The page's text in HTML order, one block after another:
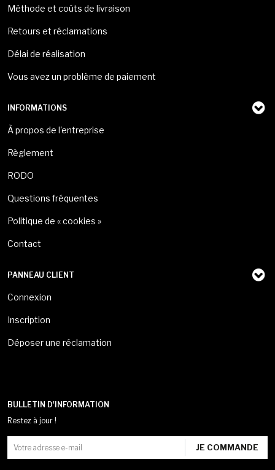
Méthode et coûts de livraison
Retours et réclamations
Délai de réalisation
Vous avez un problème de paiement
INFORMATIONS
À propos de l'entreprise
Règlement
RODO
Questions fréquentes
Politique de « cookies »
Contact
PANNEAU CLIENT
Connexion
Inscription
Déposer une réclamation
BULLETIN D'INFORMATION
Restez à jour !